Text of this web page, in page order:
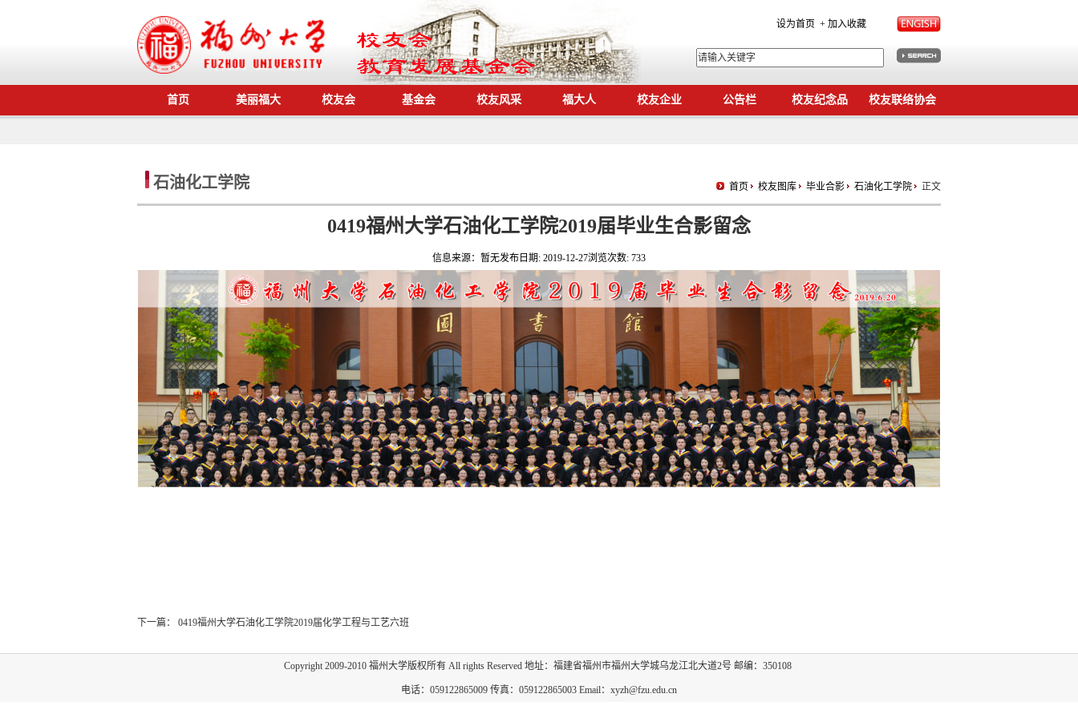
设为首页 + 加入收藏
首页 美丽福大 校友会 基金会 校友风采 福大人 校友企业 公告栏 校友纪念品 校友联络协会
石油化工学院 首页 校友图库 毕业合影 石油化工学院 正文
0419福州大学石油化工学院2019届毕业生合影留念
信息来源： 暂无发布日期: 2019-12-27浏览次数: 733
下一篇： 0419福州大学石油化工学院2019届化学工程与工艺六班
Copyright 2009-2010 福州大学版权所有 All rights Reserved 地址：福建省福州市福州大学城乌龙江北大道2号 邮编：350108
电话：059122865009 传真：059122865003 Email：xyzh@fzu.edu.cn